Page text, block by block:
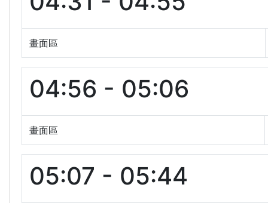
畫面區
04:56 - 05:06
畫面區
05:07 - 05:44